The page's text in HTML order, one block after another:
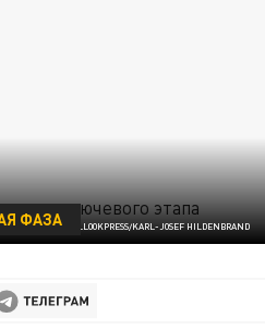
/GLOBALLOOKPRESS/KARL-JOSEF HILDENBRAND
ФАЗА